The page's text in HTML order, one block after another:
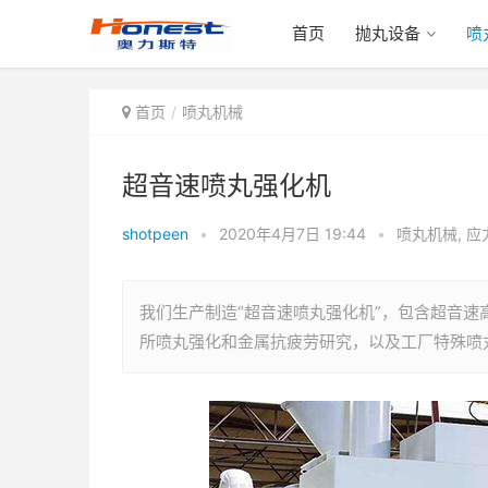
首页 抛丸设备 喷
首页 喷丸机械
超音速喷丸强化机
shotpeen • 2020年4月7日 19:44 • 喷丸机械, 应
我们生产制造“超音速喷丸强化机”，包含超音
所喷丸强化和金属抗疲劳研究，以及工厂特殊